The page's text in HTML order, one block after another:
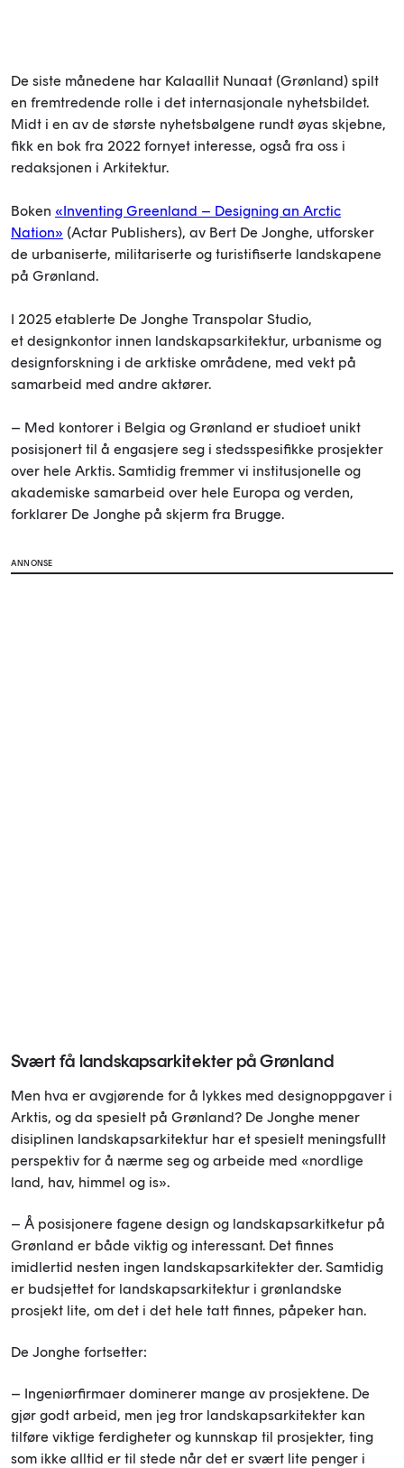
De siste månedene har Kalaallit Nunaat (Grønland) spilt
en fremtredende rolle i det internasjonale nyhetsbildet.
Midt i en av de største nyhetsbølgene rundt øyas skjebne,
fikk en bok fra 2022 fornyet interesse, også fra oss i
redaksjonen i Arkitektur.
Boken «Inventing Greenland – Designing an Arctic
Nation» (Actar Publishers), av Bert De Jonghe, utforsker
de urbaniserte, militariserte og turistifiserte landskapene
på Grønland.
I 2025 etablerte De Jonghe Transpolar Studio,
et designkontor innen landskapsarkitektur, urbanisme og
designforskning i de arktiske områdene, med vekt på
samarbeid med andre aktører.
– Med kontorer i Belgia og Grønland er studioet unikt
posisjonert til å engasjere seg i stedsspesifikke prosjekter
over hele Arktis. Samtidig fremmer vi institusjonelle og
akademiske samarbeid over hele Europa og verden,
forklarer De Jonghe på skjerm fra Brugge.
ANNONSE
Svært få landskapsarkitekter på Grønland
Men hva er avgjørende for å lykkes med designoppgaver i
Arktis, og da spesielt på Grønland? De Jonghe mener
disiplinen landskapsarkitektur har et spesielt meningsfullt
perspektiv for å nærme seg og arbeide med «nordlige
land, hav, himmel og is».
– Å posisjonere fagene design og landskapsarkitketur på
Grønland er både viktig og interessant. Det finnes
imidlertid nesten ingen landskapsarkitekter der. Samtidig
er budsjettet for landskapsarkitektur i grønlandske
prosjekt lite, om det i det hele tatt finnes, påpeker han.
De Jonghe fortsetter:
– Ingeniørfirmaer dominerer mange av prosjektene. De
gjør godt arbeid, men jeg tror landskapsarkitekter kan
tilføre viktige ferdigheter og kunnskap til prosjekter, ting
som ikke alltid er til stede når det er svært lite penger i